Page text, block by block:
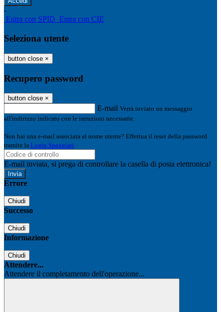
-
Entra con SPID Entra con CIE
Seleziona utente
button close ×
Recupero password
button close ×
E-mail Verrà inviato un messaggio
all'indirizzo indicato con le istruzioni necessarie.
Non hai una e-mail associata al nome utente? Effettua il reset della password
tramite la Login Spaggiari
E-mail inviata, si prega di controllare la casella di posta elettronica!
Errore
Chiudi
Successo
Chiudi
Informazione
Chiudi
Attendere...
Attendere il completamento dell'operazione...